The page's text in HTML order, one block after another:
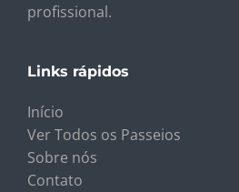
profissional.
Links rápidos
Início
Ver Todos os Passeios
Sobre nós
Contato